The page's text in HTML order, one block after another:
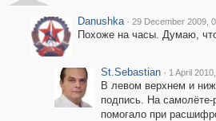
Danushka · 29 December 2009,
Похоже на часы. Думаю,
St.Sebastian · 1 April
В левом верхнем и
подпись. На
помогало при